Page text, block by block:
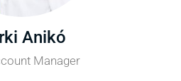
Anikó
Manager